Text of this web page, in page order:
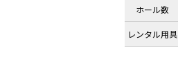
ホール数
レンタル用具